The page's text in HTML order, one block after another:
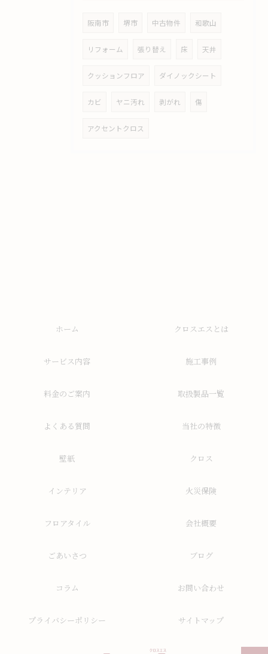
阪南市 堺市 中古物件 和歌山
リフォーム 張り替え 床 天井
クッションフロア ダイノックシート
カビ ヤニ汚れ 剥がれ 傷
アクセントクロス
ホーム クロスエスとは
サービス内容 施工事例
料金のご案内 取扱製品一覧
よくある質問 当社の特徴
壁紙 クロス
インテリア 火災保険
フロアタイル 会社概要
ごあいさつ ブログ
コラム お問い合わせ
プライバシーポリシー サイトマップ